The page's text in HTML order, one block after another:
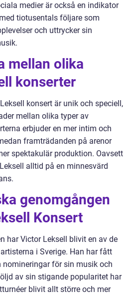
medier är också en indikator
tiotusentals följare som
och uttrycker sin
mellan olika
konserter
konsert är unik och speciell,
mellan olika typer av
erbjuder en mer intim och
framträdanden på arenor
spektakulär produktion. Oavsett
alltid på en minnesvärd
genomgången
Konsert
har Victor Leksell blivit en av de
i Sverige. Han har fått
nomineringar för sin musik och
av sin stigande popularitet har
blivit allt större och mer